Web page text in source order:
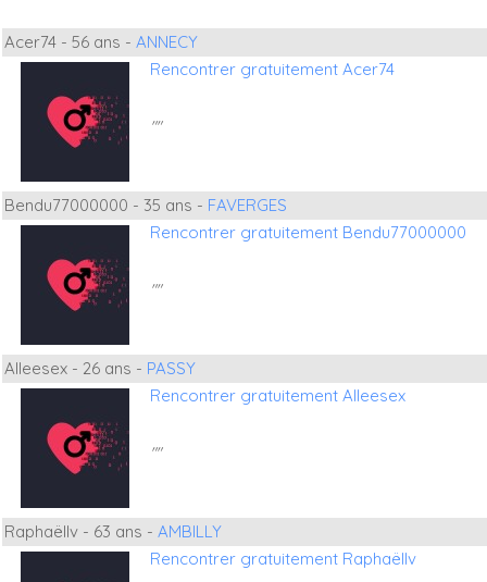
Acer74 - 56 ans - ANNECY
Rencontrer gratuitement Acer74
""
Bendu77000000 - 35 ans - FAVERGES
Rencontrer gratuitement Bendu77000000
""
Alleesex - 26 ans - PASSY
Rencontrer gratuitement Alleesex
""
Raphaëllv - 63 ans - AMBILLY
Rencontrer gratuitement Raphaëllv